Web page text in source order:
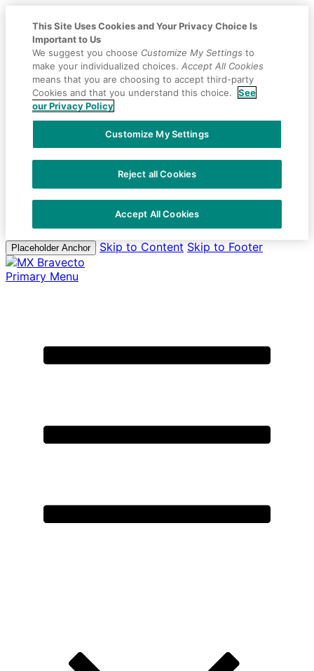
Placeholder Anchor Skip to Content Skip to Footer
Primary Menu
This Site Uses Cookies and Your Privacy Choice Is
Important to Us
We suggest you choose Customize My Settings to
make your individualized choices. Accept All Cookies
means that you are choosing to accept third-party
Cookies and that you understand this choice.
See
our Privacy Policy
Customize My Settings
Reject all Cookies
Accept All Cookies